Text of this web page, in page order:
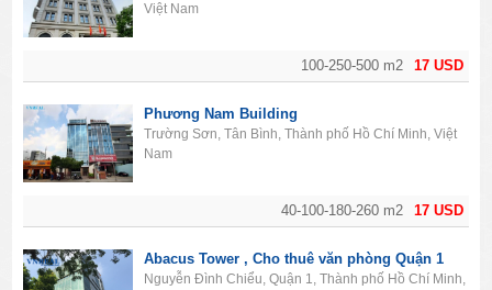
17 USD
100-250-500 m2
Việt Nam
17 USD
40-100-180-260 m2
Phương Nam Building
Trường Sơn, Tân Bình, Thành phố Hồ Chí Minh, Việt
Nam
Abacus Tower , Cho thuê văn phòng Quận 1
Nguyễn Đình Chiểu, Quận 1, Thành phố Hồ Chí Minh,